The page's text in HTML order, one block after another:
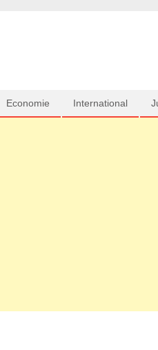
Economie International